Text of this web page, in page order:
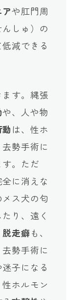
アや肛門周
しゅ）の
減できる
す。縄張
や、人や物
は、性ホ
勢手術に
。ただ
に消えな
ス犬の匂
り、遠く
走癖も、
勢手術に
子になる
ホルモン